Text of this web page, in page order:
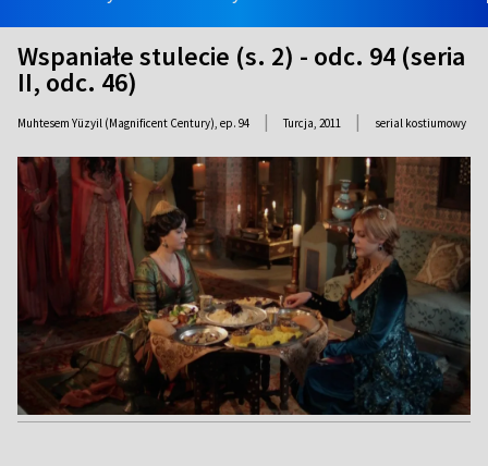
Wspaniałe stulecie (s. 2) - odc. 94 (seria
II, odc. 46)
Muhtesem Yüzyil (Magnificent Century), ep. 94 | Turcja, 2011 | serial kostiumowy